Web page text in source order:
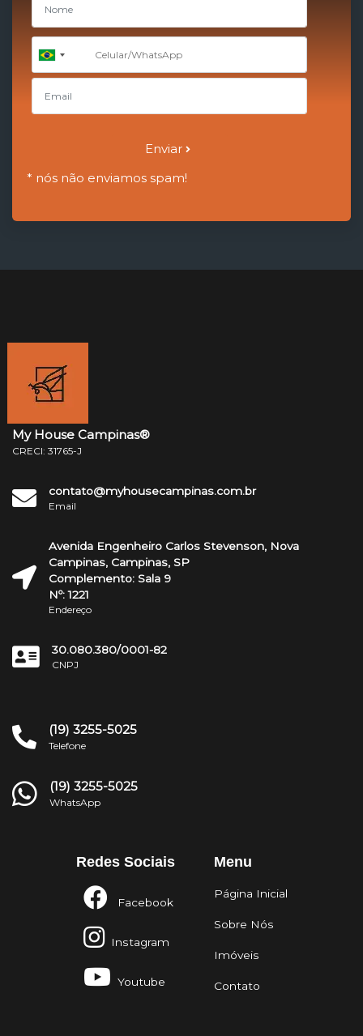
Brazil
+55
Enviar
* nós não enviamos spam!
My House Campinas®
CRECI: 31765-J
contato@myhousecampinas.com.br
Email
Avenida Engenheiro Carlos Stevenson, Nova
Campinas, Campinas, SP
Complemento: Sala 9
Nº: 1221
Endereço
30.080.380/0001-82
CNPJ
(19) 3255-5025
Telefone
(19) 3255-5025
WhatsApp
Redes Sociais
Facebook
Instagram
Youtube
Menu
Página Inicial
Sobre Nós
Imóveis
Contato